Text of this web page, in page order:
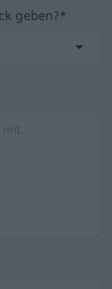
geben?*